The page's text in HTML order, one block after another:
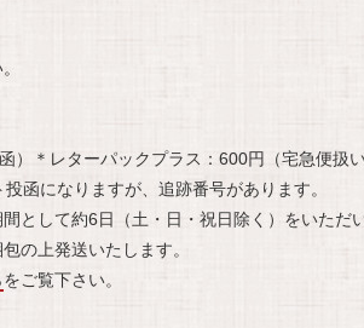
）＊レターパックプラス：600円（宅急便扱い
函になりますが、追跡番号があります。
として約6日（土・日・祝日除く）をいただ
の上発送いたします。
をご覧下さい。